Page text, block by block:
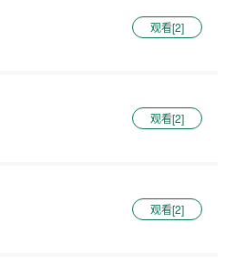
观看[2]
观看[2]
观看[2]